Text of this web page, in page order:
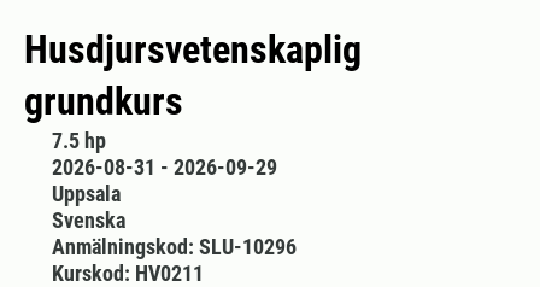
Husdjursvetenskaplig
grundkurs
7.5 hp
2026-08-31 - 2026-09-29
Uppsala
Svenska
Anmälningskod: SLU-10296
Kurskod: HV0211